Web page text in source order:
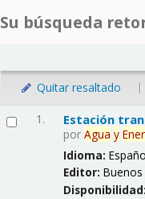
Su búsqueda
Quitar resaltado |
1. Estación
porAgua y
Idioma:
Editor:
Disponibilidad: